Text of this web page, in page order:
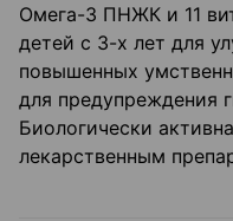
Омега-3 ПНЖК и 11
детей с 3-х лет для
повышенных
для предупреждения
Биологически
лекарственным